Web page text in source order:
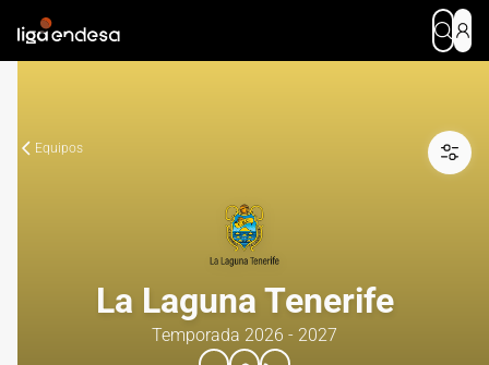
Equipos
La Laguna Tenerife
Temporada 2026 - 2027